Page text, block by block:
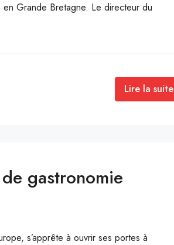
Grande Bretagne. Le directeur du
Lire la suite
gastronomie
s’apprête à ouvrir ses portes à